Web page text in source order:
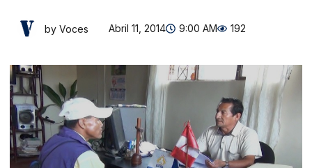
by Voces Abril 11, 2014 9:00 AM 192